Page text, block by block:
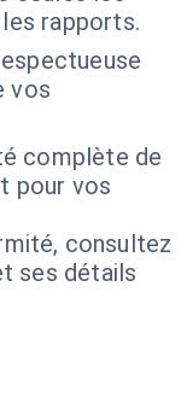
rapports.
vos
complète de
pour vos
consultez
ses détails